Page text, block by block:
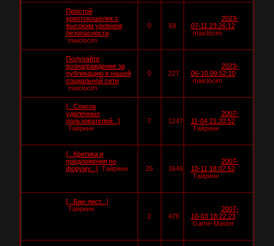
Простой
криптокошелек с
высоким уровнем
безопасности
maiclocim
0 68
2023-
07-11 23:26:12
maiclocim
Получайте
вознаграждение за
публикацию в нашей
социальной сети
maiclocim
0 227
2023-
06-10 09:52:10
maiclocim
[...Список
удаленных
пользователей...]
Тайринн
7 1247
2007-
11-04 21:20:52
Тайринн
[...Критика и
предложения по
форуму...] Тайринн 25 1646
2007-
10-11 18:07:52
Тайринн
[...Бан-лист...]
Тайринн
2
478
2007-
10-03 18:22:23
Game-Master